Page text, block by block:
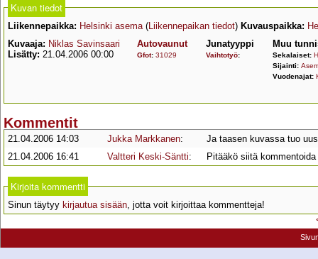
Kuvan tiedot
Liikennepaikka: Helsinki asema(Liikennepaikan tiedot) Kuvauspaikka:
Kuvaaja: Niklas Savinsaari
Lisätty: 21.04.2006 00:00
Autovaunut
Gfot: 31029
Junatyyppi
Vaihtotyö:
Muu
Sekalaiset:
Sijainti:
Vuodenajat:
Kommentit
21.04.2006 14:03 Jukka Markkanen:
Ja taasen kuvassa tuo
21.04.2006 16:41
Valtteri Keski-Säntti: Pitääkö siitä
Kirjoita kommentti
Sinun täytyy kirjautua sisään, jotta voit kirjoittaa kommentteja!